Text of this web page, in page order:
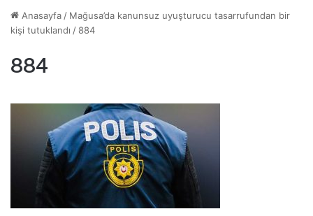
Anasayfa / Mağusa’da kanunsuz uyuşturucu tasarrufundan bir
kişi tutuklandı /884
884